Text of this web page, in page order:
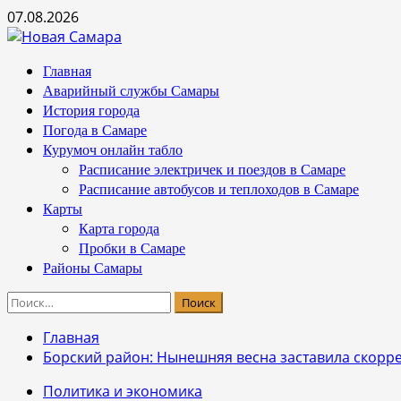
Перейти
к
07.08.2026
Основное
меню
Главная
Аварийный службы Самары
История города
Погода в Самаре
Курумоч онлайн табло
Расписание электричек и поездов в Самаре
Расписание автобусов и теплоходов в Самаре
Карты
Карта города
Пробки в Самаре
Районы Самары
Найти:
Главная
Борский район: Нынешняя весна заставила
Политика и экономика